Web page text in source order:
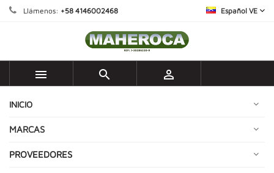
Llámenos: +58 4146002468 Español VE
  
INICIO
MARCAS
PROVEEDORES